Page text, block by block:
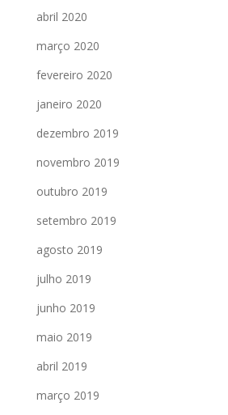
abril 2020
março 2020
fevereiro 2020
janeiro 2020
dezembro 2019
novembro 2019
outubro 2019
setembro 2019
agosto 2019
julho 2019
junho 2019
maio 2019
abril 2019
março 2019